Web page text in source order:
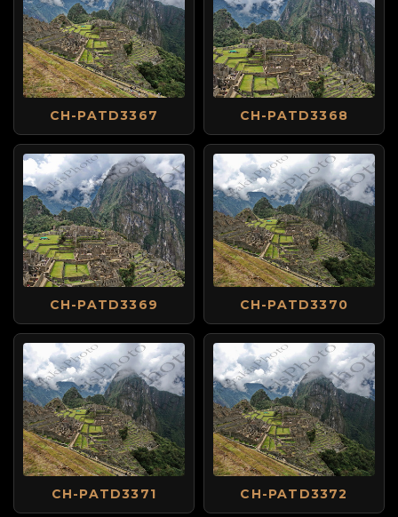
CH-PATD3367 CH-PATD3368
CH-PATD3369 CH-PATD3370
CH-PATD3371 CH-PATD3372